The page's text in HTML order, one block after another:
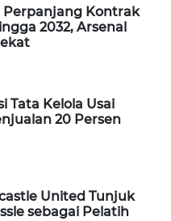
Perpanjang Kontrak
2032, Arsenal
Tata Kelola Usai
20 Persen
United Tunjuk
sebagai Pelatih